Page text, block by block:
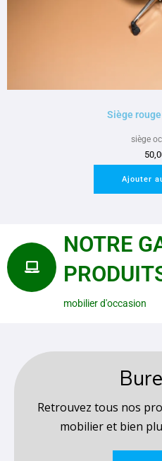
Siège
siège
Ajouter
NOTRE
mobilier d'occasion
Retrouvez tous nos
mobilier et bien